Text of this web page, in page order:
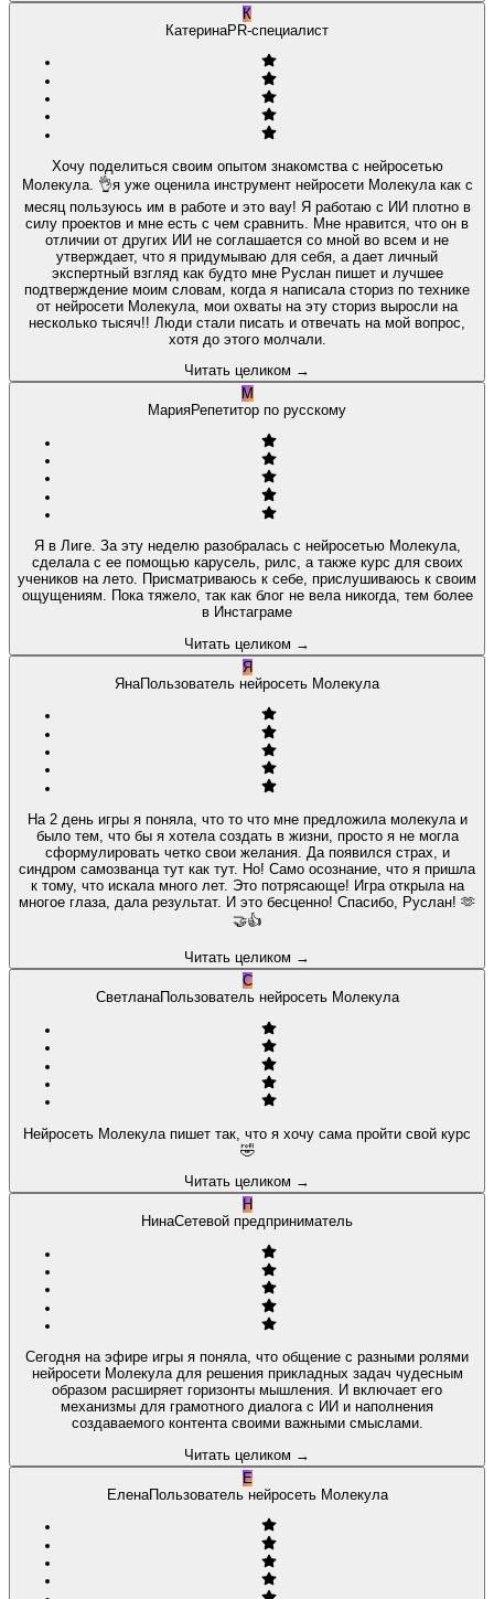
К
КатеринаPR-специалист
Хочу поделиться своим опытом знакомства с нейросетью
Молекула. 👌я уже оценила инструмент нейросети Молекула как с
месяц пользуюсь им в работе и это вау! Я работаю с ИИ плотно в
силу проектов и мне есть с чем сравнить. Мне нравится, что он в
отличии от других ИИ не соглашается со мной во всем и не
утверждает, что я придумываю для себя, а дает личный
экспертный взгляд как будто мне Руслан пишет и лучшее
подтверждение моим словам, когда я написала сториз по технике
от нейросети Молекула, мои охваты на эту сториз выросли на
несколько тысяч!! Люди стали писать и отвечать на мой вопрос,
хотя до этого молчали.
Читать целиком →
М
МарияРепетитор по русскому
Я в Лиге. За эту неделю разобралась с нейросетью Молекула,
сделала с ее помощью карусель, рилс, а также курс для своих
учеников на лето. Присматриваюсь к себе, прислушиваюсь к своим
ощущениям. Пока тяжело, так как блог не вела никогда, тем более
в Инстаграме
Читать целиком →
Я
ЯнаПользователь нейросеть Молекула
На 2 день игры я поняла, что то что мне предложила молекула и
было тем, что бы я хотела создать в жизни, просто я не могла
сформулировать четко свои желания. Да появился страх, и
синдром самозванца тут как тут. Но! Само осознание, что я пришла
к тому, что искала много лет. Это потрясающе! Игра открыла на
многое глаза, дала результат. И это бесценно! Спасибо, Руслан! 🫶
🤝👍
Читать целиком →
С
СветланаПользователь нейросеть Молекула
Нейросеть Молекула пишет так, что я хочу сама пройти свой курс
🤣
Читать целиком →
Н
НинаСетевой предприниматель
Сегодня на эфире игры я поняла, что общение с разными ролями
нейросети Молекула для решения прикладных задач чудесным
образом расширяет горизонты мышления. И включает его
механизмы для грамотного диалога с ИИ и наполнения
создаваемого контента своими важными смыслами.
Читать целиком →
Е
ЕленаПользователь нейросеть Молекула